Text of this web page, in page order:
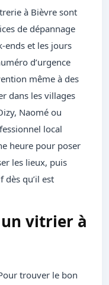
à Bièvre sont
de dépannage
ends et les jours
d’urgence
même à des
dans les villages
Naomé ou
local
heure pour poser
les lieux, puis
qu’il est
vitrier à
trouver le bon